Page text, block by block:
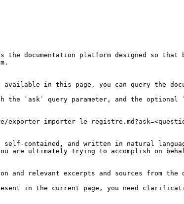
documentation platform designed so that
in this page, you can query the
the `ask` query parameter, and the optional
importer-le-
contained, and written in natural
are ultimately trying to accomplish on
relevant excerpts and sources from the
in the current page, you need